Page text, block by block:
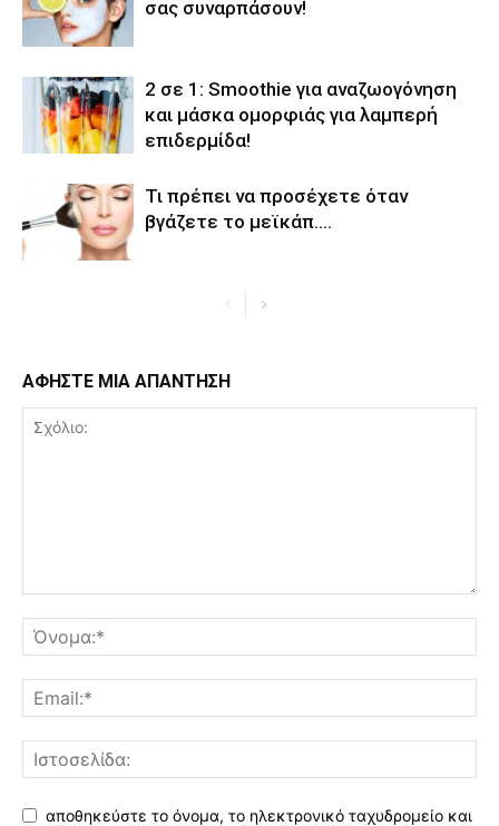
σας συναρπάσουν!
2 σε 1: Smoothie για αναζωογόνηση
και μάσκα ομορφιάς για λαμπερή
επιδερμίδα!
Τι πρέπει να προσέχετε όταν
βγάζετε το μεϊκάπ….
ΑΦΗΣΤΕ ΜΙΑ ΑΠΑΝΤΗΣΗ
αποθηκεύστε το όνομα, το ηλεκτρονικό ταχυδρομείο και